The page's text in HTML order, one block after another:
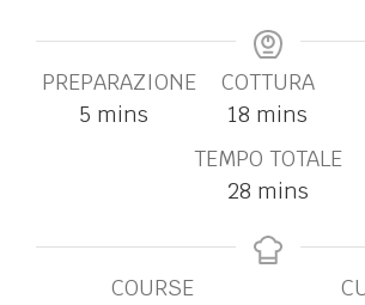
PREPARAZIONE
5 mins
COTTURA
18 mins
TEMPO TOTALE
28 mins
COURSE